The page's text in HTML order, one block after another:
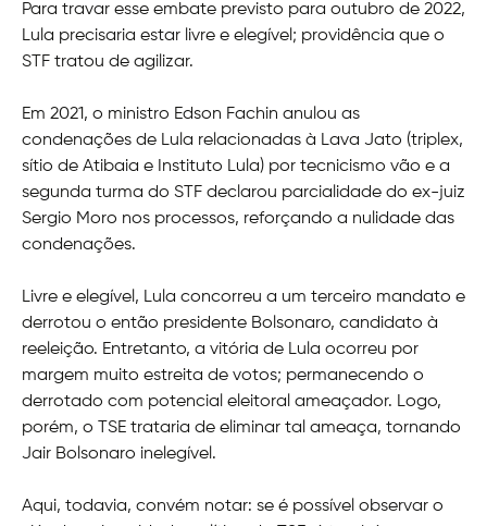
Para travar esse embate previsto para outubro de 2022,
Lula precisaria estar livre e elegível; providência que o
STF tratou de agilizar.
Em 2021, o ministro Edson Fachin anulou as
condenações de Lula relacionadas à Lava Jato (triplex,
sítio de Atibaia e Instituto Lula) por tecnicismo vão e a
segunda turma do STF declarou parcialidade do ex-juiz
Sergio Moro nos processos, reforçando a nulidade das
condenações.
Livre e elegível, Lula concorreu a um terceiro mandato e
derrotou o então presidente Bolsonaro, candidato à
reeleição. Entretanto, a vitória de Lula ocorreu por
margem muito estreita de votos; permanecendo o
derrotado com potencial eleitoral ameaçador. Logo,
porém, o TSE trataria de eliminar tal ameaça, tornando
Jair Bolsonaro inelegível.
Aqui, todavia, convém notar: se é possível observar o